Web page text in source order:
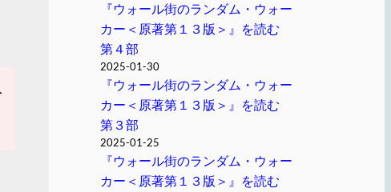
『ウォール街のランダム・ウォー
カー＜原著第１３版＞』を読む
第４部
2025-01-30
『ウォール街のランダム・ウォー
カー＜原著第１３版＞』を読む
第３部
2025-01-25
『ウォール街のランダム・ウォー
カー＜原著第１３版＞』を読む